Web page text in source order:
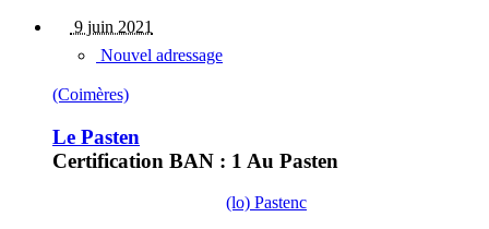
9 juin 2021
Nouvel adressage
(Coimères)
Le Pasten
Certification BAN : 1 Au Pasten
(lo) Pastenc